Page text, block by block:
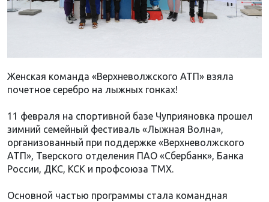
Женская команда «Верхневолжского АТП» взяла
почетное серебро на лыжных гонках!
11 февраля на спортивной базе Чуприяновка прошел
зимний семейный фестиваль «Лыжная Волна»,
организованный при поддержке «Верхневолжского
АТП», Тверского отделения ПАО «Сбербанк», Банка
России, ДКС, КСК и профсоюза ТМХ.
Основной частью программы стала командная